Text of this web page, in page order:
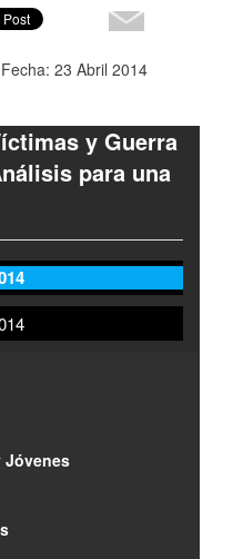
Fecha: 23 Abril 2014
y Guerra
para una
Jóvenes